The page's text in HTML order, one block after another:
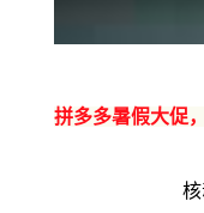
拼多多暑假大促